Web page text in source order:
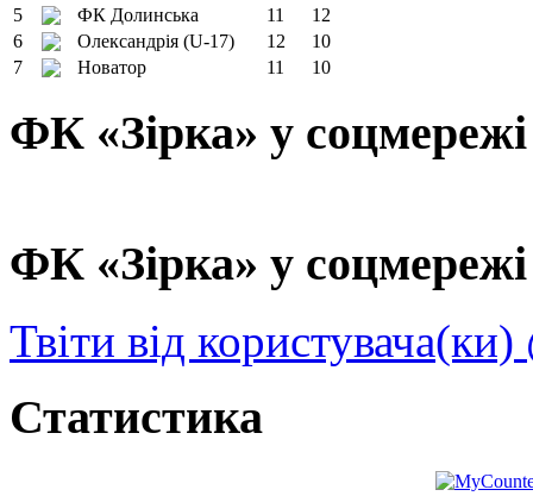
5
ФК Долинська 11
12
6
Олександрія (U-17) 12
10
7
Новатор 11 10
ФК «Зірка» у
ФК «Зірка» у
Твіти від
Статистика